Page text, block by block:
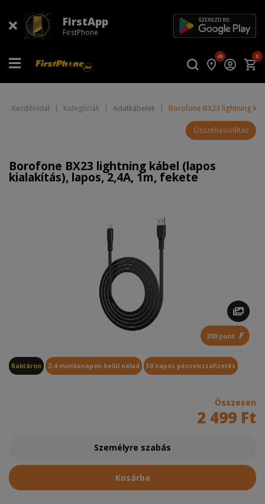
FirstApp
FirstPhone
45 0
Kezdőoldal | Kategóriák | Adatkábelek | Borofone BX23 lightning
Összehasonlítás
Borofone BX23 lightning kábel (lapos
kialakítás), lapos, 2,4A, 1m, fekete
200 pont F
Raktáron 2-4 munkanapon belül nálad 30 napos pénzvisszafizetés
Összesen
2 499 Ft
Személyre szabás
Kosárba